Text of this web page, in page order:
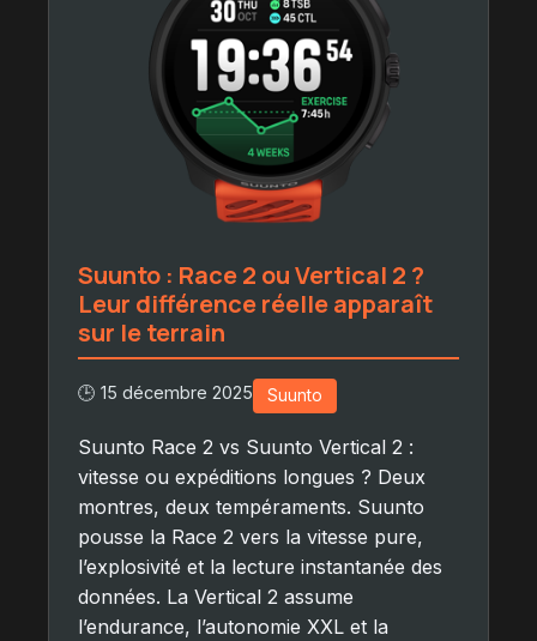
Suunto : Race 2 ou Vertical 2 ?
Leur différence réelle apparaît
sur le terrain
🕒 15 décembre 2025 Suunto
Suunto Race 2 vs Suunto Vertical 2 :
vitesse ou expéditions longues ? Deux
montres, deux tempéraments. Suunto
pousse la Race 2 vers la vitesse pure,
l’explosivité et la lecture instantanée des
données. La Vertical 2 assume
l’endurance, l’autonomie XXL et la